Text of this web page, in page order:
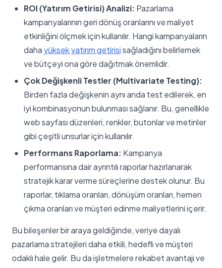
ROI (Yatırım Getirisi) Analizi: Pazarlama
kampanyalarının geri dönüş oranlarını ve maliyet
etkinliğini ölçmek için kullanılır. Hangi kampanyaların
daha yüksek yatırım getirisisağladığını belirlemek
ve bütçeyi ona göre dağıtmak önemlidir.
Çok Değişkenli Testler (Multivariate Testing):
Birden fazla değişkenin aynı anda test edilerek, en
iyi kombinasyonun bulunması sağlanır. Bu, genellikle
web sayfası düzenleri, renkler, butonlar ve metinler
gibi çeşitli unsurlar için kullanılır.
Performans Raporlama: Kampanya
performansına dair ayrıntılı raporlar hazırlanarak
stratejik karar verme süreçlerine destek olunur. Bu
raporlar, tıklama oranları, dönüşüm oranları, hemen
çıkma oranları ve müşteri edinme maliyetlerini içerir.
Bu bileşenler bir araya geldiğinde, veriye dayalı
pazarlama stratejileri daha etkili, hedefli ve müşteri
odaklı hale gelir. Bu da işletmelere rekabet avantajı ve